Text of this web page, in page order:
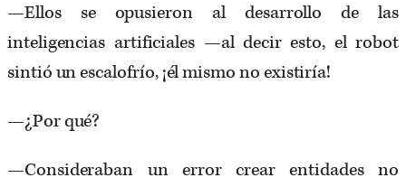
—Ellos se opusieron al desarrollo de las
inteligencias artificiales —al decir esto, el robot
sintió un escalofrío, ¡él mismo no existiría!
—¿Por qué?
—Consideraban un error crear entidades no